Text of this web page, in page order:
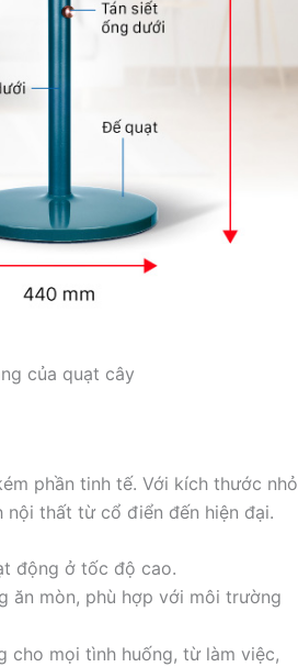
của quạt cây
phần tinh tế. Với kích thước nhỏ
nội thất từ cổ điển đến hiện đại.
động ở tốc độ cao.
ăn mòn, phù hợp với môi trường
cho mọi tình huống, từ làm việc,